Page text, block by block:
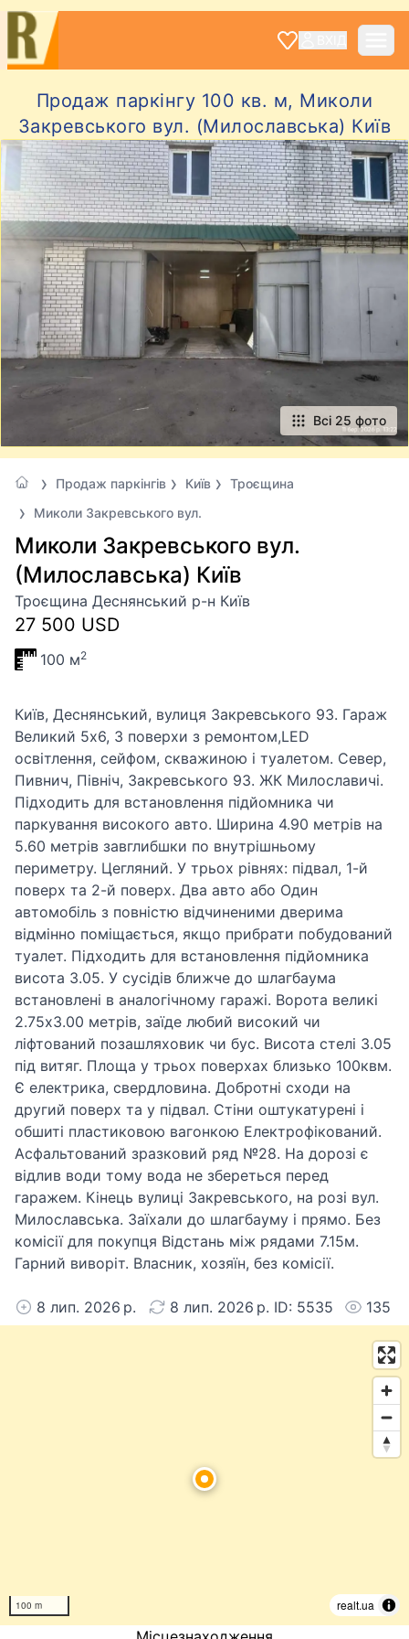
Продаж паркінгу 100 кв. м, Миколи
Закревського вул. (Милославська) Київ
Всі 25 фото
Продаж паркінгів Київ
Троєщина
Миколи Закревського вул.
Миколи Закревського вул.
(Милославська) Київ
Троєщина Деснянський р-н Київ
27 500 USD
100 м2
Київ, Деснянський, вулиця Закревського 93. Гараж
Великий 5х6, 3 поверхи з ремонтом,LED
освітлення, сейфом, скважиною і туалетом. Север,
Пивнич, Північ, Закревського 93. ЖК Милославичі.
Підходить для встановлення підйомника чи
паркування високого авто. Ширина 4.90 метрів на
5.60 метрів завглибшки по внутрішньому
периметру. Цегляний. У трьох рівнях: підвал, 1-й
поверх та 2-й поверх. Два авто або Один
автомобіль з повністю відчиненими дверима
відмінно поміщається, якщо прибрати побудований
туалет. Підходить для встановлення підйомника
висота 3.05. У сусідів ближче до шлагбаума
встановлені в аналогічному гаражі. Ворота великі
2.75х3.00 метрів, заїде любий високий чи
ліфтований позашляховик чи бус. Висота стелі 3.05
під витяг. Площа у трьох поверхах близько 100квм.
Є електрика, свердловина. Добротні сходи на
другий поверх та у підвал. Стіни оштукатурені і
обшиті пластиковою вагонкою Електрофікований.
Асфальтований зразковий ряд №28. На дорозі є
відлив води тому вода не збереться перед
гаражем. Кінець вулиці Закревського, на розі вул.
Милославська. Заїхали до шлагбауму і прямо. Без
комісії для покупця Відстань між рядами 7.15м.
Гарний виворіт. Власник, хозяїн, без комісії.
8 лип. 2026 р. 8 лип. 2026 р. ID: 5535 135
100 m realt.ua